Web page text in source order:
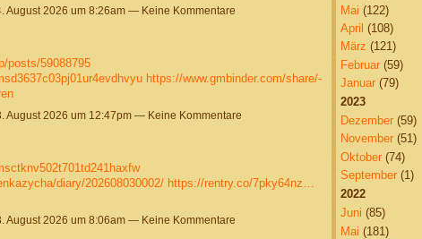
August 2026 um 8:26am — Keine Kommentare
posts/59088795
https://www.gmbinder.com/share/-
August 2026 um 12:47pm — Keine Kommentare
diary/202608030002/ https://rentry.co/7pky64nz…
August 2026 um 8:06am — Keine Kommentare
Mai (122)
April (108)
März (121)
Februar(59)
Januar(79)
2023
Dezember(59)
November(51)
Oktober(74)
September(1)
2022
Juni (85)
Mai (181)